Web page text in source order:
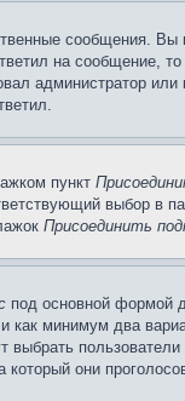
сообщения.
на сообщение,
администратор
пункт
выбор в
Присоединить
под основной формой
минимум два
выбрать
который они